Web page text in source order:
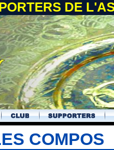
DE
COMPOS